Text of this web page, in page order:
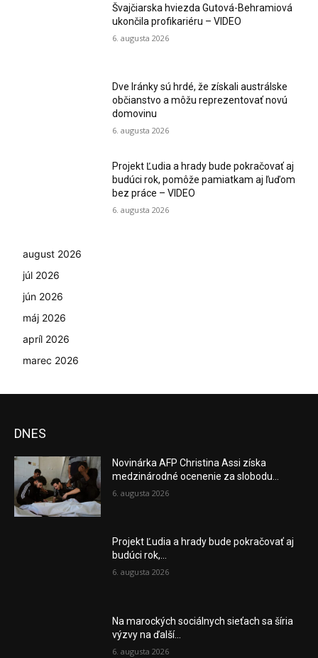
Švajčiarska hviezda Gutová-Behramiová
ukončila profikariéru – VIDEO
6. augusta 2026
Dve Iránky sú hrdé, že získali austrálske
občianstvo a môžu reprezentovať novú
domovinu
6. augusta 2026
Projekt Ľudia a hrady bude pokračovať aj
budúci rok, pomôže pamiatkam aj ľuďom
bez práce – VIDEO
6. augusta 2026
august 2026
júl 2026
jún 2026
máj 2026
apríl 2026
marec 2026
DNES
Novinárka AFP Christina Assi získa
medzinárodné ocenenie za slobodu...
6. augusta 2026
Projekt Ľudia a hrady bude pokračovať aj
budúci rok,...
6. augusta 2026
Na marockých sociálnych sieťach sa šíria
výzvy na ďalší...
6. augusta 2026